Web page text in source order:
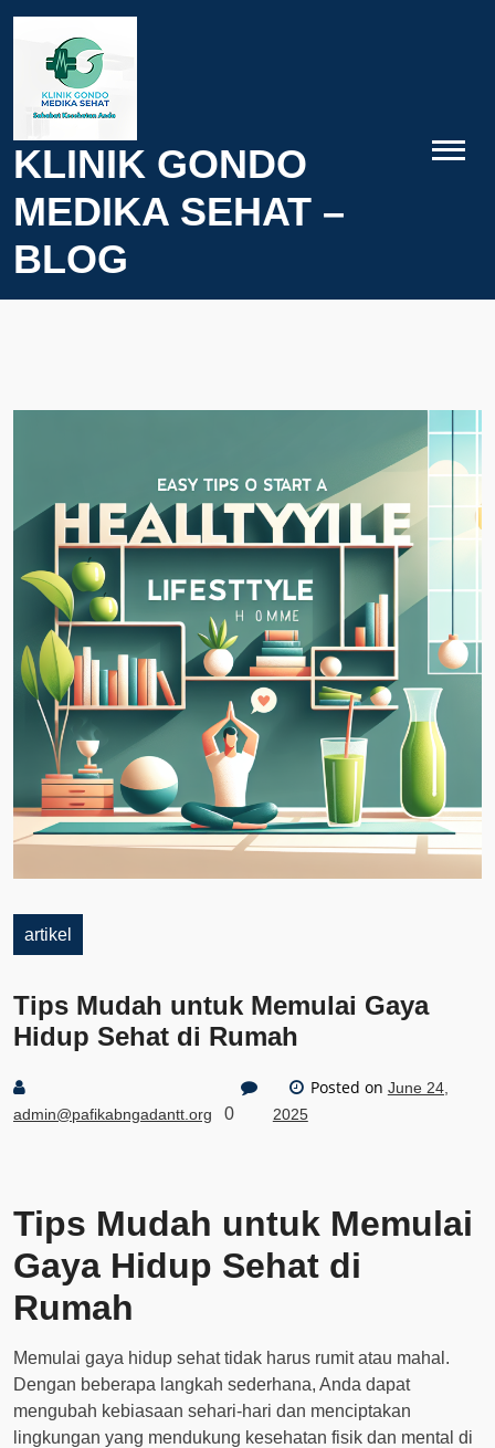
content
KLINIK GONDO
MEDIKA SEHAT –
BLOG
artikel
Tips Mudah untuk Memulai Gaya
Hidup Sehat di Rumah
admin@pafikabngadantt.org 0
Posted on June 24,
2025
Tips Mudah untuk Memulai
Gaya Hidup Sehat di
Rumah
Memulai gaya hidup sehat tidak harus rumit atau mahal.
Dengan beberapa langkah sederhana, Anda dapat
mengubah kebiasaan sehari-hari dan menciptakan
lingkungan yang mendukung kesehatan fisik dan mental di